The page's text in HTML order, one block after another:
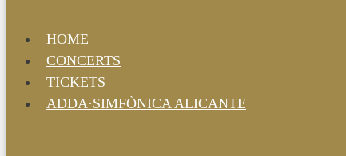
HOME
CONCERTS
TICKETS
ADDA·SIMFÒNICA ALICANTE